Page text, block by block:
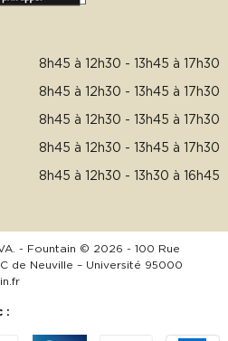
8h45 à 12h30 - 13h45 à 17h30
8h45 à 12h30 - 13h45 à 17h30
8h45 à 12h30 - 13h45 à 17h30
8h45 à 12h30 - 13h45 à 17h30
8h45 à 12h30 - 13h30 à 16h45
- Fountain © 2026 - 100 Rue
de Neuville – Université 95000
: